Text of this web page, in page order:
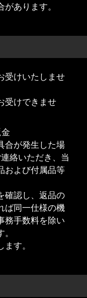
あります。
受けいたしませ
受けできませ
合が発生した場
絡いただき、当
および付属品等
確認し、返品の
ば同一仕様の機
務手数料を除い
す。